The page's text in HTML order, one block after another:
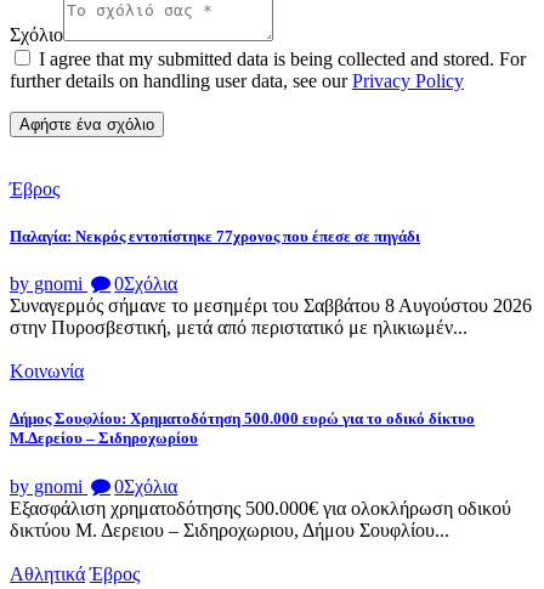
Σχόλιο
I agree that my submitted data is being collected and stored. For
further details on handling user data, see ourPrivacy Policy
Έβρος
Παλαγία: Νεκρός εντοπίστηκε 77χρονος που έπεσε σε πηγάδι
by gnomi 0Σχόλια
Συναγερμός σήμανε το μεσημέρι του Σαββάτου 8 Αυγούστου 2026
στην Πυροσβεστική, μετά από περιστατικό με ηλικιωμέν...
Κοινωνία
Δήμος Σουφλίου: Χρηματοδότηση 500.000 ευρώ για το οδικό δίκτυο
Μ.Δερείου – Σιδηροχωρίου
by gnomi 0Σχόλια
Εξασφάλιση χρηματοδότησης 500.000€ για ολοκλήρωση οδικού
δικτύου Μ. Δερειου – Σιδηροχωριου, Δήμου Σουφλίου...
Αθλητικά Έβρος